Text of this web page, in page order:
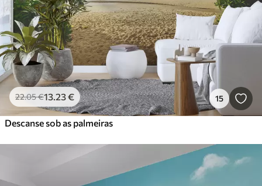
22.05€13.23€ 15
Descanse sob as palmeiras